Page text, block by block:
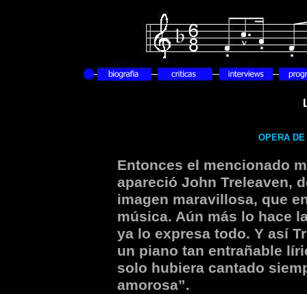
OPERA DE
Entonces el mencionado
apareció John Treleaven,
imagen maravillosa, que
música. Aún más lo hace
ya lo expresa todo. Y así
un piano tan entrañable
solo hubiera cantado
amorosa”.